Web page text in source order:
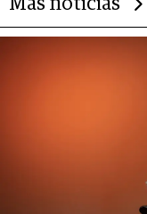
Más noticias